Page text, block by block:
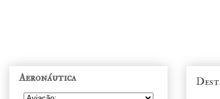
Aeronáutica